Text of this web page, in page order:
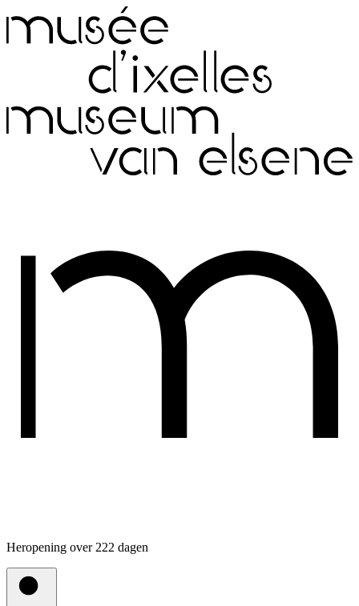
Heropening over 222 dagen